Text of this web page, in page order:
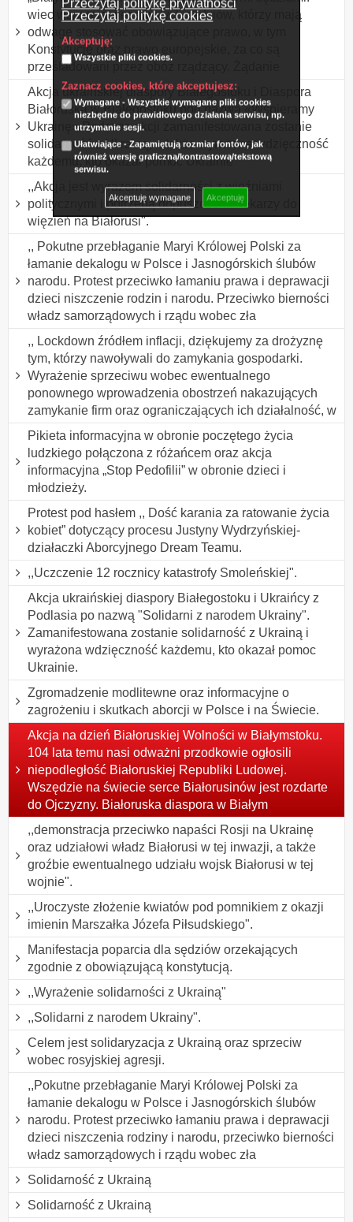
Przeczytaj politykę prywatności
Przeczytaj politykę cookies
Akceptuję:
Wszystkie pliki cookies.
Zaznacz cookies, które akceptujesz:
Wymagane - Wszystkie wymagane pliki cookies
niezbędne do prawidłowego działania serwisu, np.
utrzymanie sesji.
Ułatwiające - Zapamiętują rozmiar fontów, jak
również wersję graficzną/kontrastową/tekstową
serwisu.
Akceptuję wymagane Akceptuję
wiec wsparcia niezawisłych sędziów, którzy mają
odwagę stosować obowiązujące prawo, w tym
Konstytucję oraz prawo europejskie, za co są
prześladowani przez obóz rządzący. Żądanie
Akcja ukraińskiej diaspory Białegostoku i Diaspora
Białoruska w Białegostoku pod nazwą «Wspieramy
Ukrainę» Podczas akcji zamanifestowana zostanie
solidarność z Ukrainą, a także wyrażona wdzięczność
każdemu, kto okazał pomoc Ukrainie
,,Akcja jest wyrazem solidarności z więźniami
politycznymi i potrzebą dopuszczenia lekarzy do
więzień na Białorusi".
,, Pokutne przebłaganie Maryi Królowej Polski za
łamanie dekalogu w Polsce i Jasnogórskich ślubów
narodu. Protest przeciwko łamaniu prawa i deprawacji
dzieci niszczenie rodzin i narodu. Przeciwko bierności
władz samorządowych i rządu wobec zła
,, Lockdown źródłem inflacji, dziękujemy za drożyznę
tym, którzy nawoływali do zamykania gospodarki.
Wyrażenie sprzeciwu wobec ewentualnego
ponownego wprowadzenia obostrzeń nakazujących
zamykanie firm oraz ograniczających ich działalność, w
Pikieta informacyjna w obronie poczętego życia
ludzkiego połączona z różańcem oraz akcja
informacyjna „Stop Pedofilii” w obronie dzieci i
młodzieży.
Protest pod hasłem ,, Dość karania za ratowanie życia
kobiet” dotyczący procesu Justyny Wydrzyńskiej-
działaczki Aborcyjnego Dream Teamu.
,,Uczczenie 12 rocznicy katastrofy Smoleńskiej".
Akcja ukraińskiej diaspory Białegostoku i Ukraińcy z
Podlasia po nazwą "Solidarni z narodem Ukrainy".
Zamanifestowana zostanie solidarność z Ukrainą i
wyrażona wdzięczność każdemu, kto okazał pomoc
Ukrainie.
Zgromadzenie modlitewne oraz informacyjne o
zagrożeniu i skutkach aborcji w Polsce i na Świecie.
Akcja na dzień Białoruskiej Wolności w Białymstoku.
104 lata temu nasi odważni przodkowie ogłosili
niepodległość Białoruskiej Republiki Ludowej.
Wszędzie na świecie serce Białorusinów jest rozdarte
do Ojczyzny. Białoruska diaspora w Białym
,,demonstracja przeciwko napaści Rosji na Ukrainę
oraz udziałowi władz Białorusi w tej inwazji, a także
groźbie ewentualnego udziału wojsk Białorusi w tej
wojnie".
,,Uroczyste złożenie kwiatów pod pomnikiem z okazji
imienin Marszałka Józefa Piłsudskiego".
Manifestacja poparcia dla sędziów orzekających
zgodnie z obowiązującą konstytucją.
,,Wyrażenie solidarności z Ukrainą"
,,Solidarni z narodem Ukrainy".
Celem jest solidaryzacja z Ukrainą oraz sprzeciw
wobec rosyjskiej agresji.
,,Pokutne przebłaganie Maryi Królowej Polski za
łamanie dekalogu w Polsce i Jasnogórskich ślubów
narodu. Protest przeciwko łamaniu prawa i deprawacji
dzieci niszczenia rodziny i narodu, przeciwko bierności
władz samorządowych i rządu wobec zła
Solidarność z Ukrainą
Solidarność z Ukrainą